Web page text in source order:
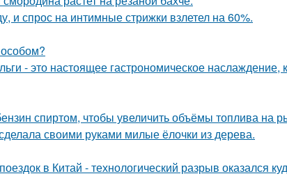
и спрос на интимные стрижки взлетел на 60%.
- это настоящее гастрономическое наслаждение,
спиртом, чтобы увеличить объёмы топлива на
своими руками милые ёлочки из дерева.
в Китай - технологический разрыв оказался